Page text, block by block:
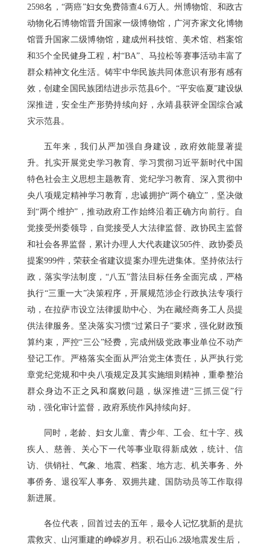
2598名，“两癌”妇女免费筛查4.6万人。州博物馆、和政古
动物化石博物馆晋升国家一级博物馆，广河齐家文化博物
馆晋升国家二级博物馆，建成州科技馆、美术馆、档案馆
和35个全民健身工程，村“BA”、马拉松等赛事活动丰富了
群众精神文化生活。铸牢中华民族共同体意识有形有感有
效，创建全国民族团结进步示范县6个。“平安临夏”建设纵
深推进，安全生产形势持续向好，永靖县获评全国综合减
灾示范县。
五年来，我们从严加强自身建设，政府效能显著提
升。扎实开展党史学习教育、学习贯彻习近平新时代中国
特色社会主义思想主题教育、党纪学习教育、深入贯彻中
央八项规定精神学习教育，忠诚拥护“两个确立”，坚决做
到“两个维护”，推动政府工作始终沿着正确方向前行。自
觉接受州委领导，自觉接受人大法律监督、政协民主监督
和社会各界监督，累计办理人大代表建议505件、政协委员
提案999件，荣获全省建议提案办理先进集体。坚持依法行
政，落实学法制度，“八五”普法目标任务全面完成，严格
执行“三重一大”决策程序，开展规范涉企行政执法专项行
动，在拉萨市设立法律援助中心、为在藏经商务工人员提
供法律服务。坚决落实习惯“过紧日子”要求，强化财政预
算约束，严控“三公”经费，完成州级党政事业单位不动产
登记工作。严格落实全面从严治党主体责任，从严执行党
章党纪党规和中央八项规定及其实施细则精神，重拳整治
群众身边不正之风和腐败问题，纵深推进“三抓三促”行
动，强化审计监督，政府系统作风持续向好。
同时，老龄、妇女儿童、青少年、工会、红十字、残
疾人、慈善、关心下一代等事业取得新成效，统计、信
访、供销社、气象、地震、档案、地方志、机关事务、外
事侨务、退役军人事务、双拥共建、国防动员等工作取得
新进展。
各位代表，回首过去的五年，最令人记忆犹新的是抗
震救灾、山河重建的峥嵘岁月。积石山6.2级地震发生后，